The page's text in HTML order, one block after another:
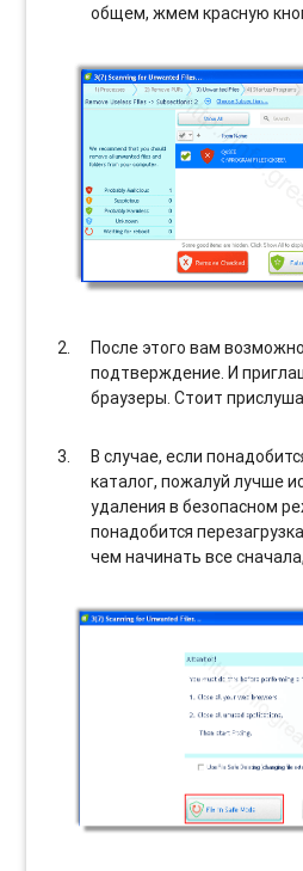
общем, жмем красную
После этого вам
подтверждение. И
браузеры. Стоит
В случае, если
каталог, пожалуй лучше
удаления в безопасном
понадобится
чем начинать все